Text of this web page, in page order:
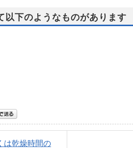
以下のようなものがあります
は乾燥時間の